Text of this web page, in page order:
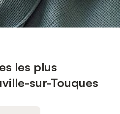
les plus
sur-Touques